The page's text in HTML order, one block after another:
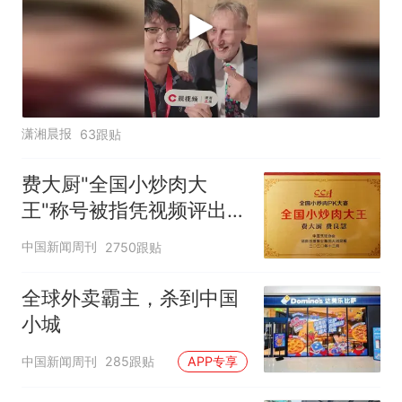
潇湘晨报 63跟贴
费大厨"全国小炒肉大
王"称号被指凭视频评出
官方回应
中国新闻周刊 2750跟贴
全球外卖霸主，杀到中国
小城
中国新闻周刊 285跟贴 APP专享